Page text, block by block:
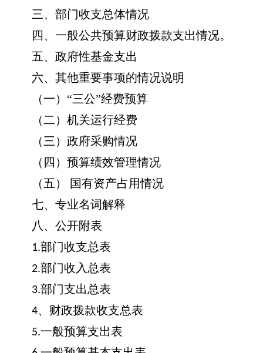
三、部门收支总体情况
四、一般公共预算财政拨款支出情况。
五、政府性基金支出
六、其他重要事项的情况说明
（一） “三公”经费预算
（二）机关运行经费
（三）政府采购情况
（四）预算绩效管理情况
（五）
国有资产占用情况
七、专业名词解释
八、公开附表
1.部门收支总表
2.部门收入总表
3.部门支出总表
4、财政拨款收支总表
5.一般预算支出表